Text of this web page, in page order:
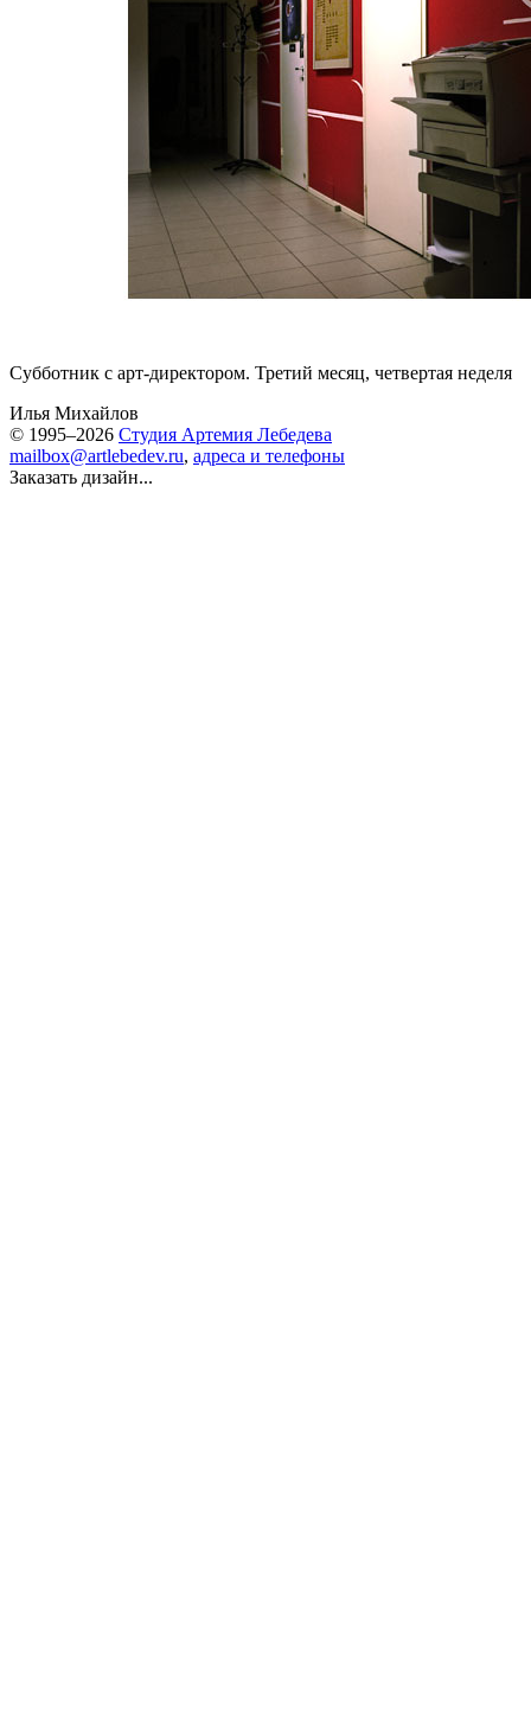
Субботник с арт-директором. Третий месяц, четвертая неделя
Илья Михайлов
© 1995–2026 Студия Артемия Лебедева
mailbox@artlebedev.ru, адреса и телефоны
Заказать дизайн...